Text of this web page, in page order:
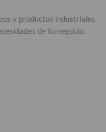
y productos industriales,
de tu negocio.